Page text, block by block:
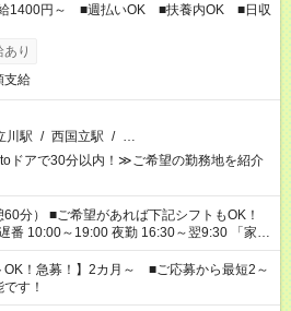
給1400円～ ■週払いOK ■扶養内OK ■日収
り
支給
川駅 / 西国立駅 / …
ドアで30分以内！≫ご希望の勤務地を紹介
シフトもOK！
10:00～19:00 夜勤 16:30～翌9:30 「家族
」 「余裕を持って夕飯の準備がしたい」
たくない」 など、ご希望を教えてください
の勤務時間。 合計で週40時間を超える場
OK！急募！】2カ月～ ■ご応募から最短2～
す！